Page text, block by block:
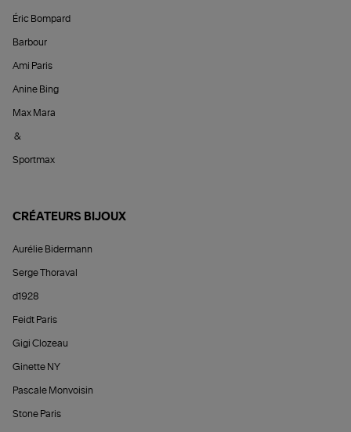
Éric Bompard
Barbour
Ami Paris
Anine Bing
Max Mara
&
Sportmax
CRÉATEURS BIJOUX
Aurélie Bidermann
Serge Thoraval
d1928
Feidt Paris
Gigi Clozeau
Ginette NY
Pascale Monvoisin
Stone Paris